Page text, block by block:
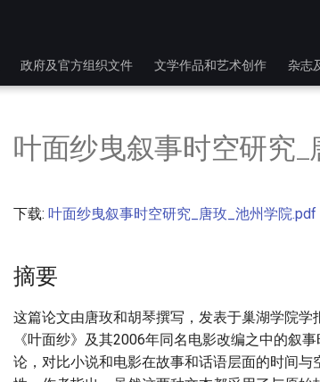
政府及官方组织文件 文学作品和艺术创作 杂志
叶面纱曳叙事时空研究
下载: 叶面纱曳叙事时空研究_唐玫_池州学院.pdf
摘要
这篇论文由唐玫和胡琴撰写，发表于巢湖学院学
《叶面纱》及其2006年同名电影改编之中的叙
论，对比小说和电影在故事和话语层面的时间